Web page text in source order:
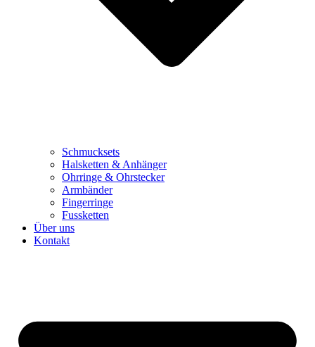
Schmucksets
Halsketten & Anhänger
Ohrringe & Ohrstecker
Armbänder
Fingerringe
Fussketten
Über uns
Kontakt